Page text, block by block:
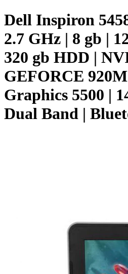
Dell Inspiron
2.7 GHz | 8 gb |
320 gb HDD |
GEFORCE
Graphics 5500 |
Dual Band |